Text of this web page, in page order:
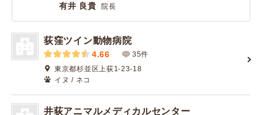
有井 良貴 院長
荻窪ツイン動物病院
4.66
35件
東京都杉並区上荻1-23-18
イヌ / ネコ
井荻アニマルメディカルセンター